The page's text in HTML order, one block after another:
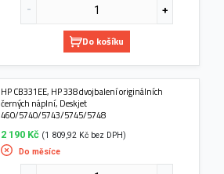
Do košíku
HP CB331EE, HP 338 dvojbalení originálních
černých náplní, Deskjet
460/5740/5743/5745/5748
2 190 Kč (1 809,92 Kč bez DPH)
Do měsíce